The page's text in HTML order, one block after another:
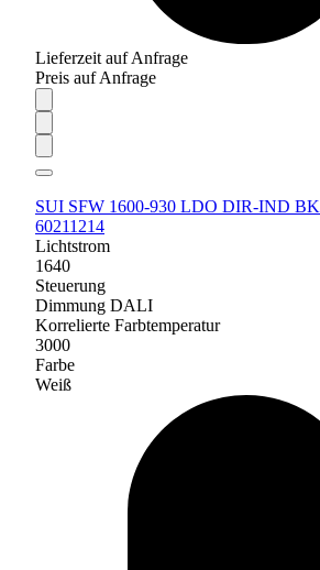
Lieferzeit auf Anfrage
Preis auf Anfrage
SUI SFW 1600-930 LDO DIR-IND BK
60211214
Lichtstrom
1640
Steuerung
Dimmung DALI
Korrelierte Farbtemperatur
3000
Farbe
Weiß